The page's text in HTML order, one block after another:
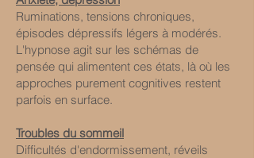
Ruminations, tensions chroniques,
épisodes dépressifs légers à modérés.
L'hypnose agit sur les schémas de
pensée qui alimentent ces états, là où les
approches purement cognitives restent
parfois en surface.
Troubles du sommeil
Difficultés d'endormissement, réveils